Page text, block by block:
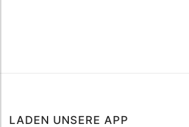
LADEN UNSERE APP